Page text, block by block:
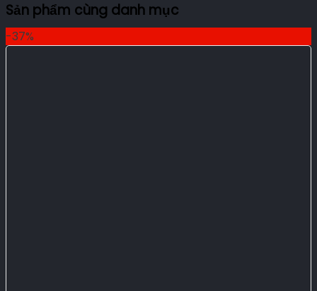
Sản phẩm cùng danh mục
-37%